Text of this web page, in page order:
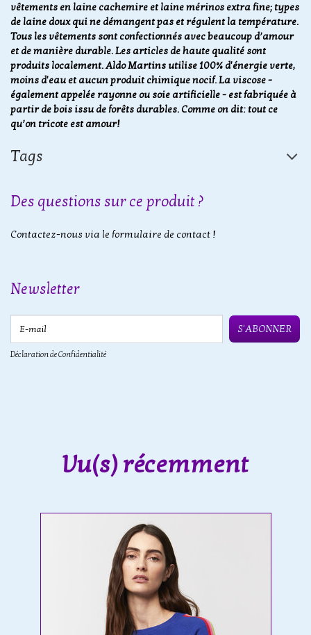
vêtements en laine cachemire et laine mérinos extra fine; types
de laine doux qui ne démangent pas et régulent la température.
Tous les vêtements sont confectionnés avec beaucoup d’amour
et de manière durable. Les articles de haute qualité sont
produits localement. Aldo Martins utilise 100% d'énergie verte,
moins d'eau et aucun produit chimique nocif. La viscose -
également appelée rayonne ou soie artificielle - est fabriquée à
partir de bois issu de forêts durables. Comme on dit: tout ce
qu’on tricote est amour!
Tags
Des questions sur ce produit ?
Contactez-nous via le formulaire de contact !
Newsletter
S'ABONNER
Déclaration de Confidentialité
Vu(s) récemment